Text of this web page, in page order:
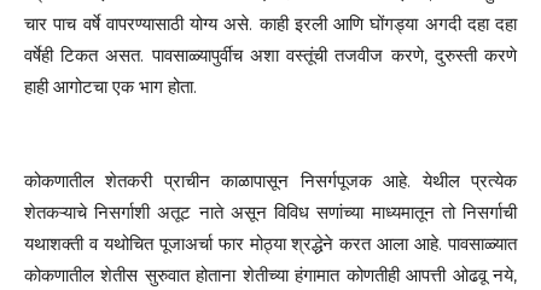
चार पाच वर्षे वापरण्यासाठी योग्य असे. काही इरली आणि घोंगड्या अगदी दहा दहा
वर्षेही टिकत असत. पावसाळ्यापुर्वीच अशा वस्तूंची तजवीज करणे, दुरुस्ती करणे
हाही आगोटचा एक भाग होता.
कोकणातील शेतकरी प्राचीन काळापासून निसर्गपूजक आहे. येथील प्रत्येक
शेतकऱ्याचे निसर्गाशी अतूट नाते असून विविध सणांच्या माध्यमातून तो निसर्गाची
यथाशक्ती व यथोचित पूजाअर्चा फार मोठ्या श्रद्धेने करत आला आहे. पावसाळ्यात
कोकणातील शेतीस सुरुवात होताना शेतीच्या हंगामात कोणतीही आपत्ती ओढवू नये,